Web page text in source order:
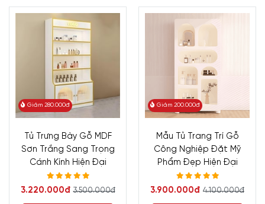
Giảm 280.000đ
Tủ Trưng Bày Gỗ MDF
Sơn Trắng Sang Trọng
Cánh Kính Hiện Đại
3.220.000đ 3.500.000đ
Giảm 200.000đ
Mẫu Tủ Trang Trí Gỗ
Công Nghiệp Đặt Mỹ
Phẩm Đẹp Hiện Đại
3.900.000đ 4.100.000đ